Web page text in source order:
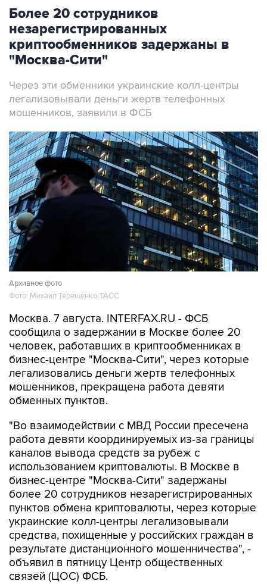
Более 20 сотрудников
незарегистрированных
криптообменников задержаны в
"Москва-Сити"
Через эти обменники украинские колл-центры
легализовывали деньги жертв телефонных
мошенников, заявили в ФСБ
Архивное фото
Фото: Михаил Терещенко/ТАСС
Москва. 7 августа. INTERFAX.RU - ФСБ
сообщила о задержании в Москве более 20
человек, работавших в криптообменниках в
бизнес-центре "Москва-Сити", через которые
легализовались деньги жертв телефонных
мошенников, прекращена работа девяти
обменных пунктов.
"Во взаимодействии с МВД России пресечена
работа девяти координируемых из-за границы
каналов вывода средств за рубеж с
использованием криптовалюты. В Москве в
бизнес-центре "Москва-Сити" задержаны
более 20 сотрудников незарегистрированных
пунктов обмена криптовалюты, через которые
украинские колл-центры легализовывали
средства, похищенные у российских граждан в
результате дистанционного мошенничества", -
объявил в пятницу Центр общественных
связей (ЦОС) ФСБ.